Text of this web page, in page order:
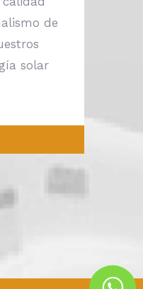
de
solar